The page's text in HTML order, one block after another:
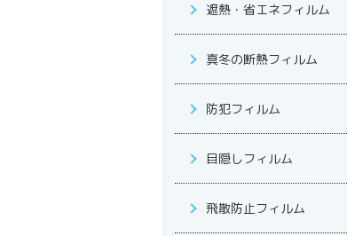
遮熱・省エネフィルム
真冬の断熱フィルム
防犯フィルム
目隠しフィルム
飛散防止フィルム